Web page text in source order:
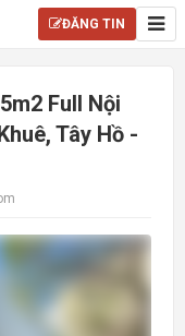
ĐĂNG TIN
Full Nội
Tây Hồ -